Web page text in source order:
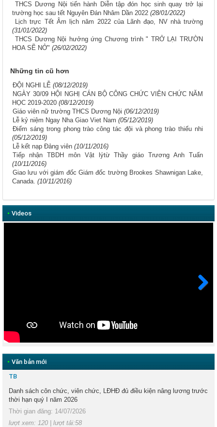
THCS Dương Nội tiến hành Diễn tập đón học sinh quay trở lại
trường học sau tết Nguyên Đán Nhâm Dần 2022 (28/01/2022)
Lịch trực Tết Âm lịch năm 2022 của Lãnh đạo, NV nhà trường
(31/01/2022)
THCS Dương Nội hưởng ứng Chương trình " TRỞ LẠI TRƯỜN
HOA SẼ NỞ" (26/02/2022)
Những tin cũ hơn
ĐỘI NGHI LỄ (08/12/2019)
NGÀY 30/09 HỘI NGHỊ CÁN BỘ CÔNG CHỨC VIÊN CHỨC NĂM
HỌC 2019-2020 (08/12/2019)
Giáo viên nữ trường THCS Dương Nội (06/12/2019)
Lễ kỷ niệm Ngay Nha Giao Viet Nam (05/12/2019)
Điểm sáng trong phong trào công tác đội và phong trào thiếu nhi
(05/12/2019)
Lễ kết nạp Đảng viên (10/11/2016)
Tiếp nhận TBDH môn Vật lýtừ Thầy giáo Trương Anh Tuấn
(10/11/2016)
Giao lưu với giám đốc Giám đốc trường Brookes Shawnigan Lake,
Canada. (10/11/2016)
• Videos
• Văn bản mới
TB
Danh sách côn chức, viên chức, LĐHĐ đủ điều kiện nâng lương trước
thời hạn quý I năm 2026
Thời gian đăng: 14/07/2026
lượt xem: 120 | lượt tải:58